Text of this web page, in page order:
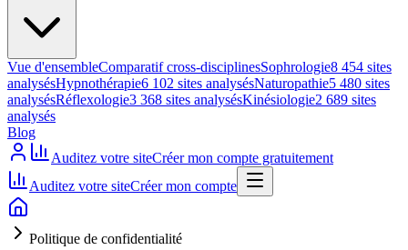
Vue d'ensembleComparatif cross-disciplinesSophrologie8 454 sites
analysésHypnothérapie6 102 sites analysésNaturopathie5 480 sites
analysésRéflexologie3 368 sites analysésKinésiologie2 689 sites
analysés
Blog
Auditez votre siteCréer mon compte gratuitement
Auditez votre siteCréer mon compte
Politique de confidentialité